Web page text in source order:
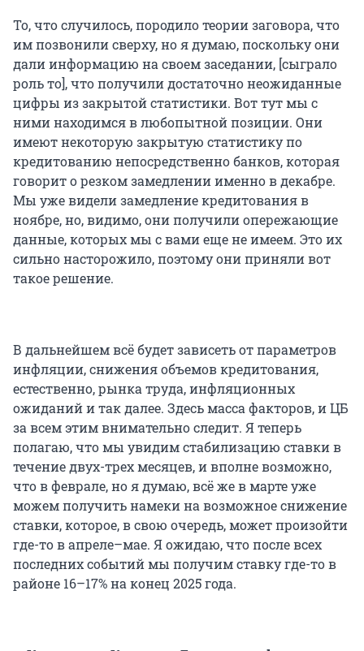
То, что случилось, породило теории заговора, что
им позвонили сверху, но я думаю, поскольку они
дали информацию на своем заседании, [сыграло
роль то], что получили достаточно неожиданные
цифры из закрытой статистики. Вот тут мы с
ними находимся в любопытной позиции. Они
имеют некоторую закрытую статистику по
кредитованию непосредственно банков, которая
говорит о резком замедлении именно в декабре.
Мы уже видели замедление кредитования в
ноябре, но, видимо, они получили опережающие
данные, которых мы с вами еще не имеем. Это их
сильно насторожило, поэтому они приняли вот
такое решение.
В дальнейшем всё будет зависеть от параметров
инфляции, снижения объемов кредитования,
естественно, рынка труда, инфляционных
ожиданий и так далее. Здесь масса факторов, и ЦБ
за всем этим внимательно следит. Я теперь
полагаю, что мы увидим стабилизацию ставки в
течение двух-трех месяцев, и вполне возможно,
что в феврале, но я думаю, всё же в марте уже
можем получить намеки на возможное снижение
ставки, которое, в свою очередь, может произойти
где-то в апреле–мае. Я ожидаю, что после всех
последних событий мы получим ставку где-то в
районе 16–17% на конец 2025 года.